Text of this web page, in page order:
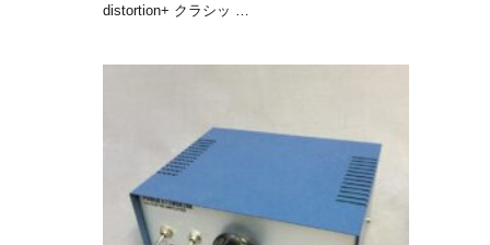
distortion+ クラシッ …